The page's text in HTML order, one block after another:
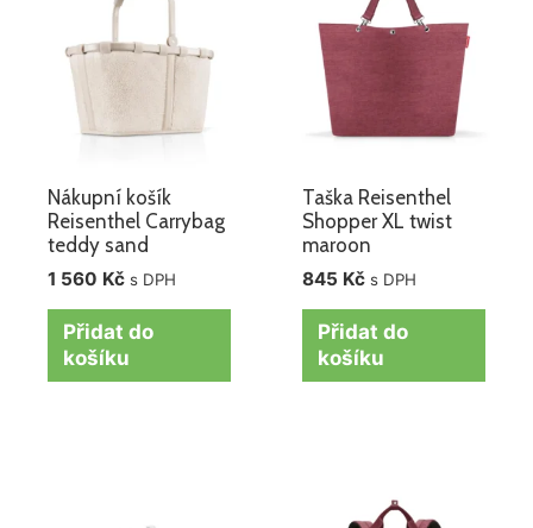
Nákupní košík
Reisenthel Carrybag
teddy sand
1 560 Kč s DPH
Přidat do
košíku
Taška Reisenthel
Shopper XL twist
maroon
845 Kč s DPH
Přidat do
košíku